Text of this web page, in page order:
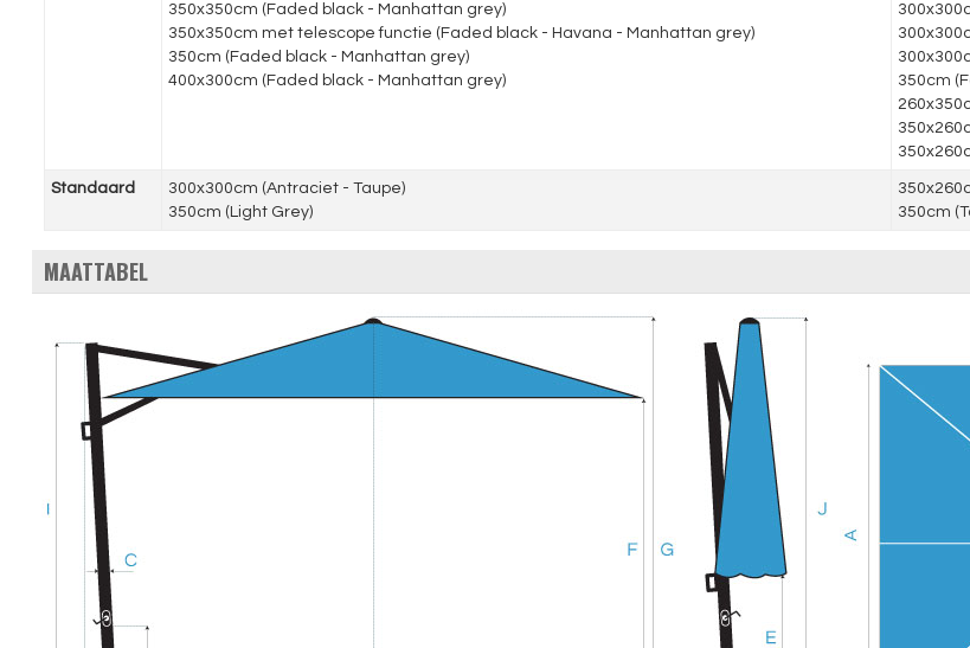
350x350cm (Faded black - Manhattan grey)
350x350cm met telescope functie (Faded black - Havana - Manhattan grey)
350cm (Faded black - Manhattan grey)
400x300cm (Faded black - Manhattan grey)
350cm
Standaard
300x300cm (Antraciet - Taupe)
350cm (Light Grey)
350cm
MAATTABEL